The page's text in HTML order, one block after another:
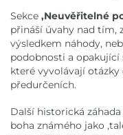
Sekce ,Neuvěřitelné
přináší úvahy nad tím,
výsledkem náhody,
podobnosti a opakující
které vyvolávají
předurčeních.
Další historická
boha známého jako